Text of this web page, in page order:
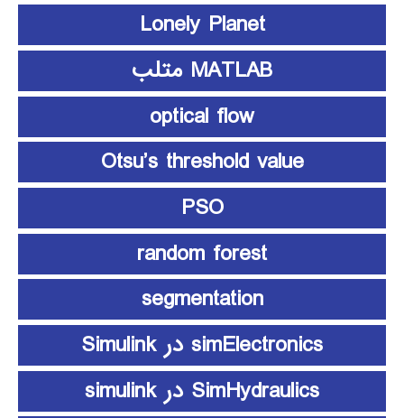
Lonely Planet
MATLAB متلب
optical flow
Otsu’s threshold value
PSO
random forest
segmentation
simElectronics در Simulink
SimHydraulics در simulink